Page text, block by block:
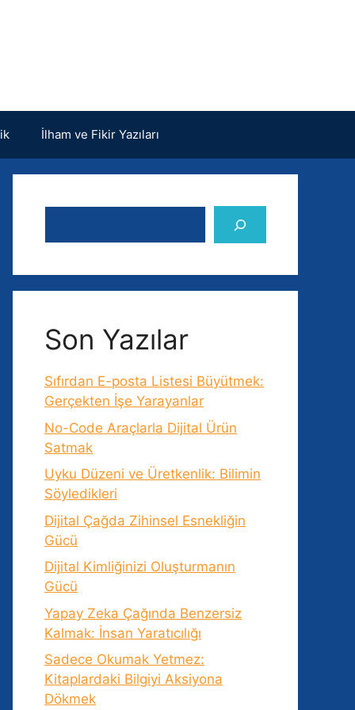
İlham ve Fikir Yazıları
Son Yazılar
Sıfırdan E-posta Listesi Büyütmek:
Gerçekten İşe Yarayanlar
No-Code Araçlarla Dijital Ürün
Satmak
Uyku Düzeni ve Üretkenlik: Bilimin
Söyledikleri
Dijital Çağda Zihinsel Esnekliğin
Gücü
Dijital Kimliğinizi Oluşturmanın
Gücü
Yapay Zeka Çağında Benzersiz
Kalmak: İnsan Yaratıcılığı
Sadece Okumak Yetmez:
Kitaplardaki Bilgiyi Aksiyona
Dökmek